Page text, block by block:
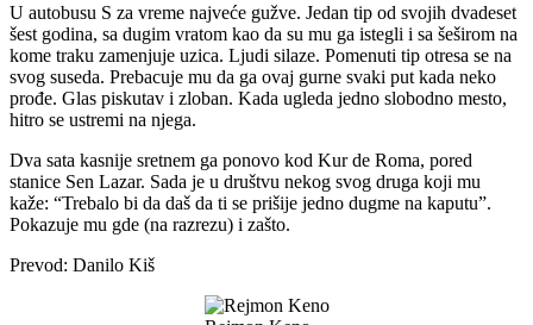
U autobusu S za vreme najveće gužve. Jedan tip od svojih dvadeset
šest godina, sa dugim vratom kao da su mu ga istegli i sa šeširom na
kome traku zamenjuje uzica. Ljudi silaze. Pomenuti tip otresa se na
svog suseda. Prebacuje mu da ga ovaj gurne svaki put kada neko
prođe. Glas piskutav i zloban. Kada ugleda jedno slobodno mesto,
hitro se ustremi na njega.
Dva sata kasnije sretnem ga ponovo kod Kur de Roma, pored
stanice Sen Lazar. Sada je u društvu nekog svog druga koji mu
kaže: “Trebalo bi da daš da ti se prišije jedno dugme na kaputu”.
Pokazuje mu gde (na razrezu) i zašto.
Prevod: Danilo Kiš